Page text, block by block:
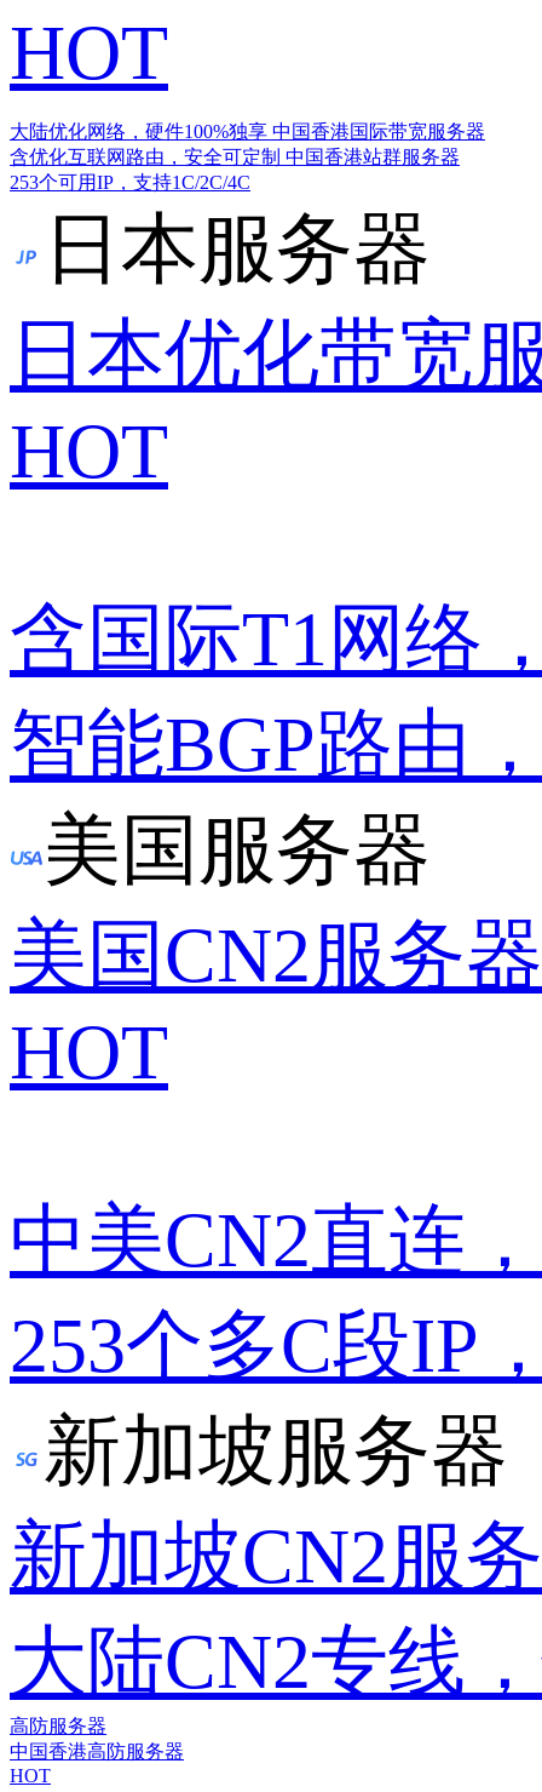
HOT
大陆优化网络，硬件100%独享 中国香港国际带宽服务器
含优化互联网路由，安全可定制 中国香港站群服务器
253个可用IP，支持1C/2C/4C
日本服务器
日本优化带宽
HOT
含国际T1网络
智能BGP路由
美国服务器
美国CN2服务器
HOT
中美CN2直连
253个多C段IP
新加坡服务器
新加坡CN2服
大陆CN2专线
高防服务器
中国香港高防服务器
HOT